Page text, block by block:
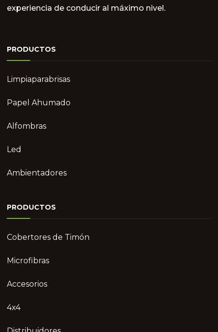
experiencia de conducir al máximo nivel.
PRODUCTOS
Limpiaparabrisas
Papel Ahumado
Alfombras
Led
Ambientadores
PRODUCTOS
Cobertores de Timón
Microfibras
Accesorios
4x4